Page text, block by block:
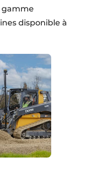
gamme
disponible à